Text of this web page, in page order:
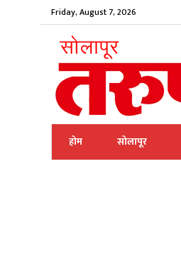
Friday, August 7, 2026
होम सोलापूर